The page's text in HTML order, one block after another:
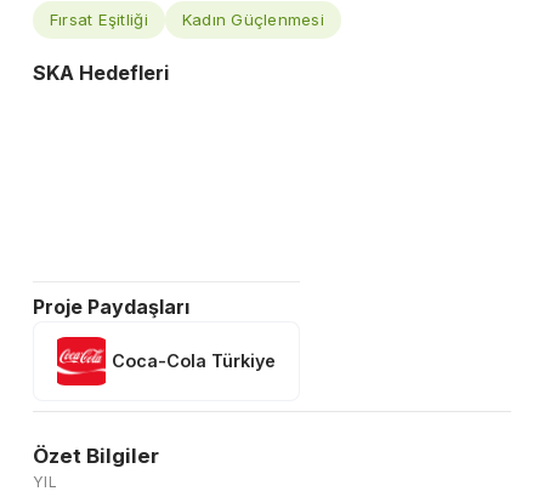
Fırsat Eşitliği Kadın Güçlenmesi
SKA Hedefleri
Proje Paydaşları
Coca-Cola Türkiye
Özet Bilgiler
YIL